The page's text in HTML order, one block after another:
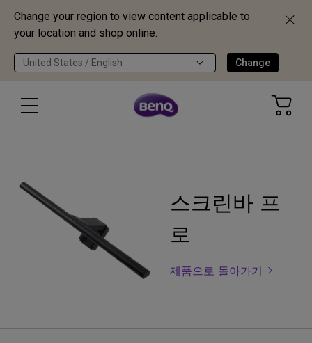
Change your region to view content applicable to
your location and shop online.
United States / English Change
스크린바 프
로
제품으로 돌아가기